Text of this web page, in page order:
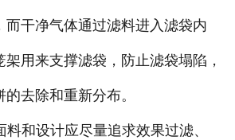
而干净气体通过滤料进入滤袋内
用来支撑滤袋，防止滤袋塌陷，
去除和重新分布。
料和设计应尽量追求效果过滤、